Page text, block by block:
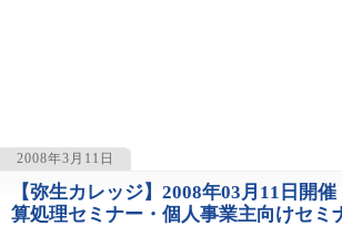
2008年3月11日
【弥生カレッジ】2008年03月11日開
算処理セミナー・個人事業主向けセミ